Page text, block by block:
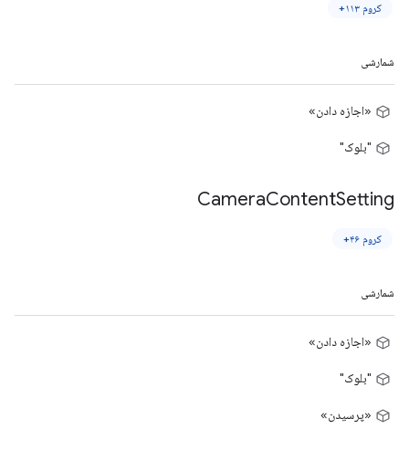
کروم ۱۱۳+
شمارشی
«اجازه دادن»
"بلوک"
CameraContentSetting
کروم ۴۶+
شمارشی
«اجازه دادن»
"بلوک"
«پرسیدن»